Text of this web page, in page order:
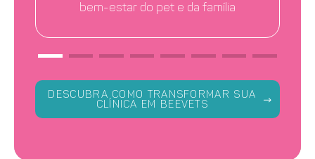
bem-estar do pet e da família
DESCUBRA COMO TRANSFORMAR SUA
CLÍNICA EM BEEVETS